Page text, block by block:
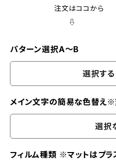
注文はココから
⇩
パターン選択A～B
選択する
メイン文字の簡易な色替え
選択
フィルム種類 ※マットはプラ